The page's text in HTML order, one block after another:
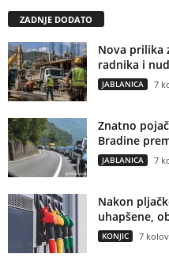
ZADNJE DODATO
Nova prilika
radnika i
JABLANICA 7
Znatno
Bradine
JABLANICA 7
Nakon
uhapšene,
KONJIC 7